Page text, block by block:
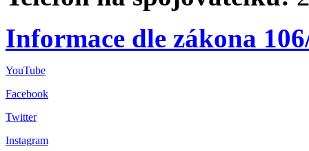
Informace dle zákona
YouTube
Facebook
Twitter
Instagram